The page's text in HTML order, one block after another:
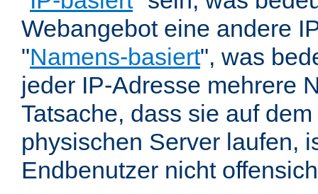
Webangebot eine andere
"Namens-basiert", was
jeder IP-Adresse mehrere
Tatsache, dass sie auf
physischen Server laufen,
Endbenutzer nicht